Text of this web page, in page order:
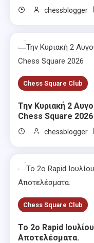
chessblogger
Chess Square Club
Την Κυριακή 2
Chess Square 2026
chessblogger
Chess Square Club
Το 2ο Rapid
Αποτελέσματα.